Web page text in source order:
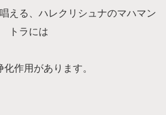
える、ハレクリシュナのマハマン
トラには
化作用があります。